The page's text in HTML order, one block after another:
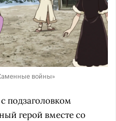
войны»
подзаголовком
герой вместе со